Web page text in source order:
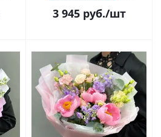
3 945руб./шт